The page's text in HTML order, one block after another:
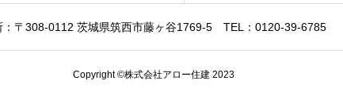
：〒308-0112 茨城県筑西市藤ヶ谷1769-5 TEL：0120-39-6785
Copyright ©株式会社アロー住建 2023